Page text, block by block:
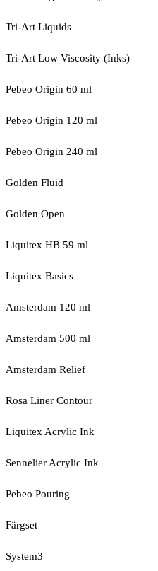
Tri-Art Liquids
Tri-Art Low Viscosity (Inks)
Pebeo Origin 60 ml
Pebeo Origin 120 ml
Pebeo Origin 240 ml
Golden Fluid
Golden Open
Liquitex HB 59 ml
Liquitex Basics
Amsterdam 120 ml
Amsterdam 500 ml
Amsterdam Relief
Rosa Liner Contour
Liquitex Acrylic Ink
Sennelier Acrylic Ink
Pebeo Pouring
Färgset
System3